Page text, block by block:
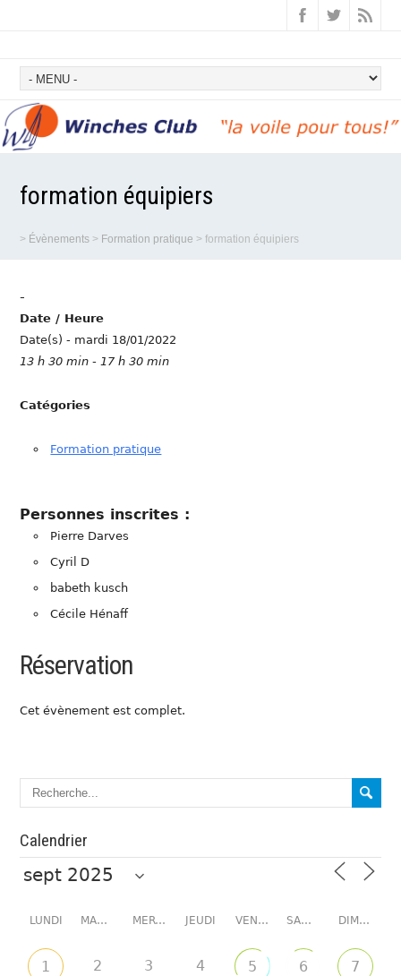
formation équipiers
> Évènements > Formation pratique >formation équipiers
-
Date / Heure
Date(s) - mardi 18/01/2022
13 h 30 min - 17 h 30 min
Catégories
Formation pratique
Personnes inscrites :
Pierre Darves
Cyril D
babeth kusch
Cécile Hénaff
Réservation
Cet évènement est complet.
Calendrier
LUNDI MARDI MERCREDI JEUDI VENDREDI SAMEDI DIMANCHE
1 2 3 4 5 6 7